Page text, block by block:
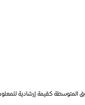
المتوسطة كقيمة إرشادية